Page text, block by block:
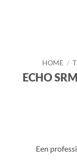
HOME /
ECHO
Een